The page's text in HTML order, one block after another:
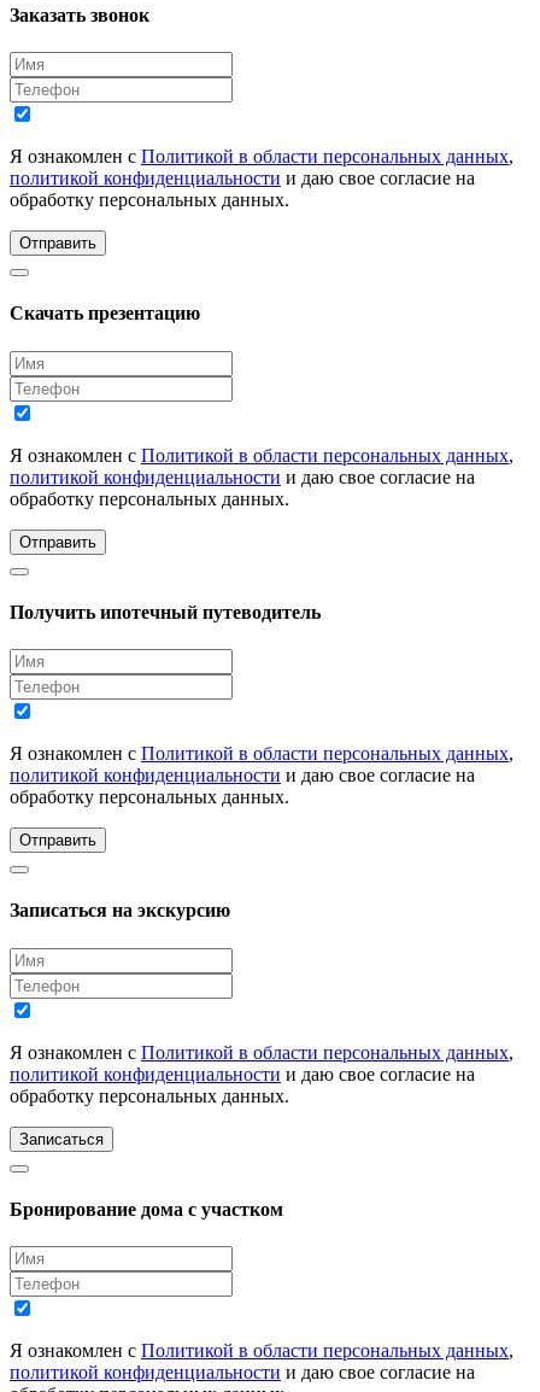
Заказать звонок
Я ознакомлен с Политикой в области персональных данных,
политикой конфиденциальности и даю свое согласие на
обработку персональных данных.
Отправить
Скачать презентацию
Я ознакомлен с Политикой в области персональных данных,
политикой конфиденциальности и даю свое согласие на
обработку персональных данных.
Отправить
Получить ипотечный путеводитель
Я ознакомлен с Политикой в области персональных данных,
политикой конфиденциальности и даю свое согласие на
обработку персональных данных.
Отправить
Записаться на экскурсию
Я ознакомлен с Политикой в области персональных данных,
политикой конфиденциальности и даю свое согласие на
обработку персональных данных.
Записаться
Бронирование дома с участком
Я ознакомлен с Политикой в области персональных данных,
политикой конфиденциальности и даю свое согласие на